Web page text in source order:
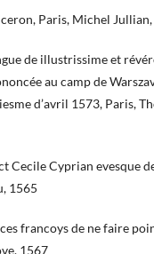
Paris, Michel
de illustrissime et
au camp de
d’avril 1573, Paris,
Cecile Cyprian evesque
1565
francoys de ne faire
1567